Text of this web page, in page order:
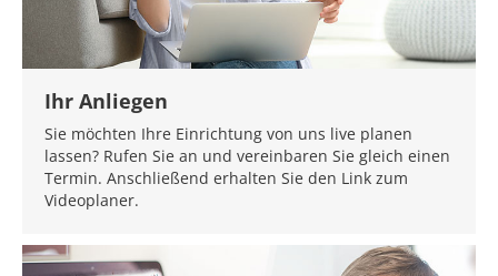
Ihr Anliegen
Sie möchten Ihre Einrichtung von uns live planen
lassen? Rufen Sie an und vereinbaren Sie gleich einen
Termin. Anschließend erhalten Sie den Link zum
Videoplaner.